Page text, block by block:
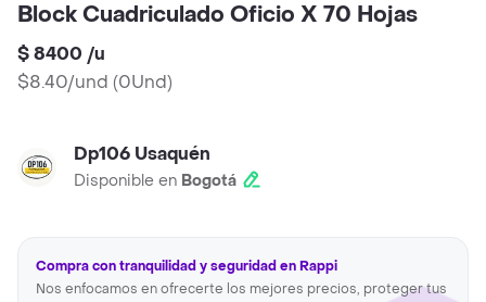
Block Cuadriculado Oficio X 70 Hojas
$ 8400 /u
$8.40/und (0Und)
Dp106 Usaquén
Disponible en Bogotá
Compra con tranquilidad y seguridad en Rappi
Nos enfocamos en ofrecerte los mejores precios, proteger tus